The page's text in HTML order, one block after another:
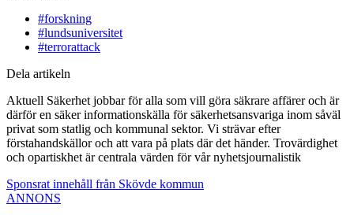
#forskning
#lundsuniversitet
#terrorattack
Dela artikeln
Aktuell Säkerhet jobbar för alla som vill göra säkrare affärer och är
därför en säker informationskälla för säkerhetsansvariga inom såväl
privat som statlig och kommunal sektor. Vi strävar efter
förstahandskällor och att vara på plats där det händer. Trovärdighet
och opartiskhet är centrala värden för vår nyhetsjournalistik
Sponsrat innehåll från Skövde kommun
ANNONS